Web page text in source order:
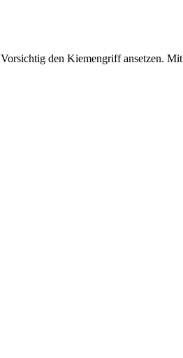
Vorsichtig den Kiemengriff ansetzen.